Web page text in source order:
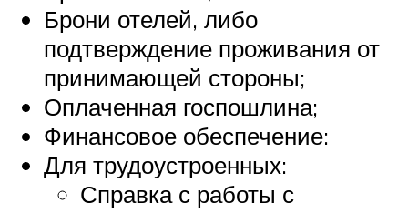
Брони отелей, либо
подтверждение проживания от
принимающей стороны;
Оплаченная госпошлина;
Финансовое обеспечение:
Для трудоустроенных:
Справка с работы с